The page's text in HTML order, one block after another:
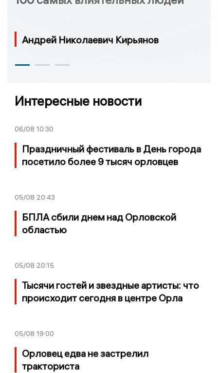
Андрей Николаевич Кирьянов
Интересные новости
06/08 10:30
Праздничный фестиваль в День города
посетило более 9 тысяч орловцев
05/08 20:43
БПЛА сбили днем над Орловской
областью
05/08 20:15
Тысячи гостей и звездные артисты: что
происходит сегодня в центре Орла
05/08 19:00
Орловец едва не застрелил
тракториста